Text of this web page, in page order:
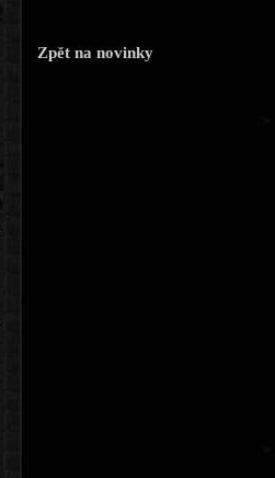
Zpět na novinky